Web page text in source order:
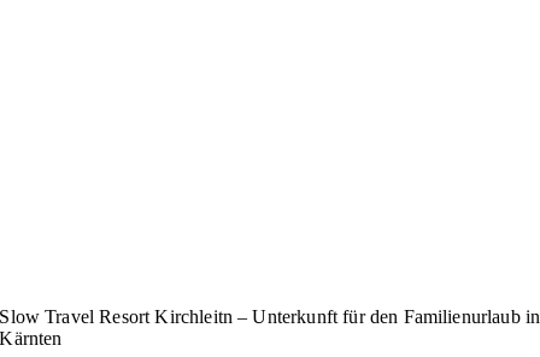
Slow Travel Resort Kirchleitn – Unterkunft für den Familienurlaub in
Kärnten